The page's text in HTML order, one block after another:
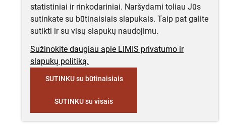
statistiniai ir rinkodariniai. Naršydami toliau Jūs
sutinkate su būtinaisiais slapukais. Taip pat galite
sutikti ir su visų slapukų naudojimu.
Sužinokite daugiau apie LIMIS privatumo ir
slapukų politiką.
SUTINKU su būtinaisiais
SUTINKU su visais